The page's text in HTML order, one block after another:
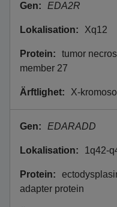
EDA2R
Xq12
tumor
member 27
X-
EDARADD
1q42-
adapter protein